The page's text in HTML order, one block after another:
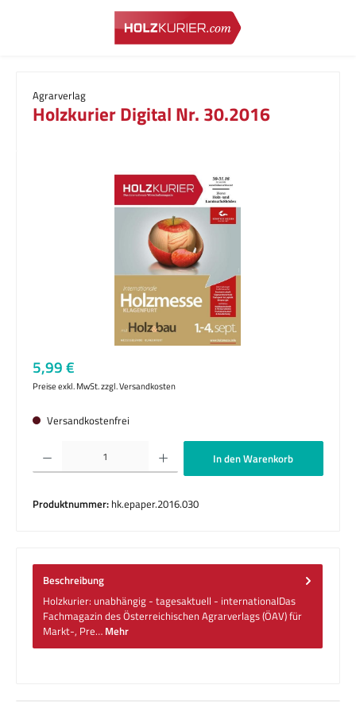
Zum Hauptinhalt springen
Agrarverlag
Holzkurier Digital Nr. 30.2016
Bildergalerie überspringen
Regulärer Preis:
5,99 €
Preise exkl. MwSt. zzgl. Versandkosten
Versandkostenfrei
Produkt Anzahl: Gib den gewünschten Wert ein oder benutze die Schaltflächen um
In den Warenkorb
Produktnummer: hk.epaper.2016.030
Beschreibung
Holzkurier: unabhängig - tagesaktuell - internationalDas
Fachmagazin des Österreichischen Agrarverlags (ÖAV) für
Markt-, Pre… Mehr